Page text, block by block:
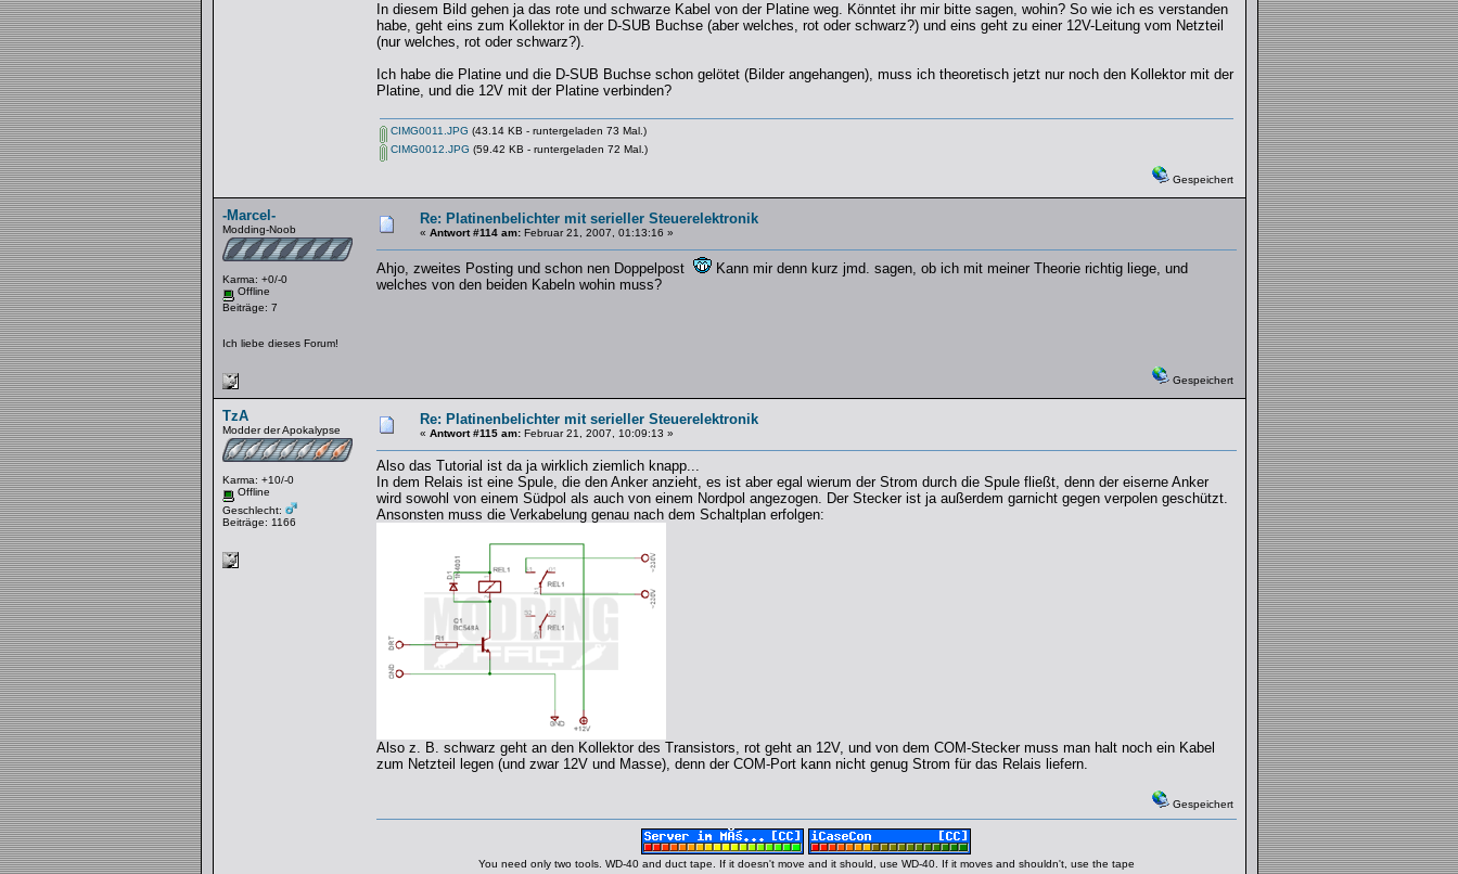
In diesem Bild gehen ja das rote und schwarze Kabel von der Platine weg. Könntet ihr mir bitte sagen, wohin? So wie ich es verstanden
habe, geht eins zum Kollektor in der D-SUB Buchse (aber welches, rot oder schwarz?) und eins geht zu einer 12V-Leitung vom Netzteil
(nur welches, rot oder schwarz?).
Ich habe die Platine und die D-SUB Buchse schon gelötet (Bilder angehangen), muss ich theoretisch jetzt nur noch den Kollektor mit der
Platine, und die 12V mit der Platine verbinden?
CIMG0011.JPG (43.14 KB - runtergeladen 73 Mal.)
CIMG0012.JPG (59.42 KB - runtergeladen 72 Mal.)
Gespeichert
-Marcel-
Modding-Noob
Karma: +0/-0
Offline
Beiträge: 7
Ich liebe dieses Forum!
Re: Platinenbelichter mit serieller Steuerelektronik
« Antwort #114 am:Februar 21, 2007, 01:13:16 »
Ahjo, zweites Posting und schon nen Doppelpost
Kann mir denn kurz jmd. sagen, ob ich mit meiner Theorie richtig liege, und
welches von den beiden Kabeln wohin muss?
Gespeichert
TzA
Modder der Apokalypse
Karma: +10/-0
Offline
Geschlecht:
Beiträge: 1166
Re: Platinenbelichter mit serieller Steuerelektronik
« Antwort #115 am:Februar 21, 2007, 10:09:13 »
Also das Tutorial ist da ja wirklich ziemlich knapp...
In dem Relais ist eine Spule, die den Anker anzieht, es ist aber egal wierum der Strom durch die Spule fließt, denn der eiserne Anker
wird sowohl von einem Südpol als auch von einem Nordpol angezogen. Der Stecker ist ja außerdem garnicht gegen verpolen geschützt.
Ansonsten muss die Verkabelung genau nach dem Schaltplan erfolgen:
Also z. B. schwarz geht an den Kollektor des Transistors, rot geht an 12V, und von dem COM-Stecker muss man halt noch ein Kabel
zum Netzteil legen (und zwar 12V und Masse), denn der COM-Port kann nicht genug Strom für das Relais liefern.
Gespeichert
You need only two tools. WD-40 and duct tape. If it doesn't move and it should, use WD-40. If it moves and shouldn't, use the tape